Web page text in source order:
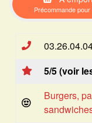
Précommande pour
5/5 (voir
Burgers,